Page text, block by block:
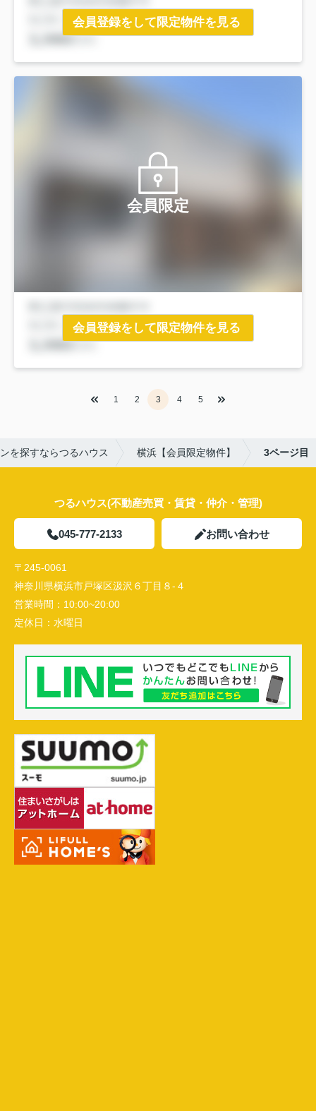
会員登録をして限定物件を見る
会員限定
会員登録をして限定物件を見る
1 2 3 4 5
を探すならつるハウス 横浜【会員限定物件】 3ページ目
つるハウス(不動産売買・賃貸・仲介・管理)
045-777-2133 お問い合わせ
〒245-0061
神奈川県横浜市戸塚区汲沢６丁目８-４
営業時間： 10:00~20:00
定休日： 水曜日